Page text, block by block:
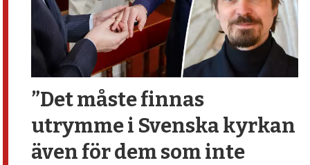
”Det måste finnas
utrymmei Svenska kyrkan
även för demsom inte